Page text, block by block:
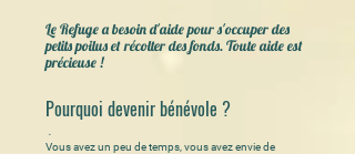
Le Refuge a besoin d'aide pour s'occuper des
petits poilus et récolter des fonds.Toute aide est
précieuse !
Pourquoi devenir bénévole ?
.
Vous avez un peu de temps, vous avez envie de